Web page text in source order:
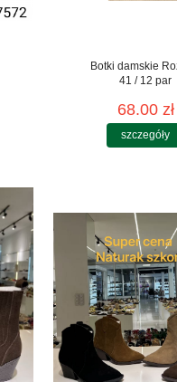
Botki damskie
41 / 12 par
68.00 zł
szczegóły